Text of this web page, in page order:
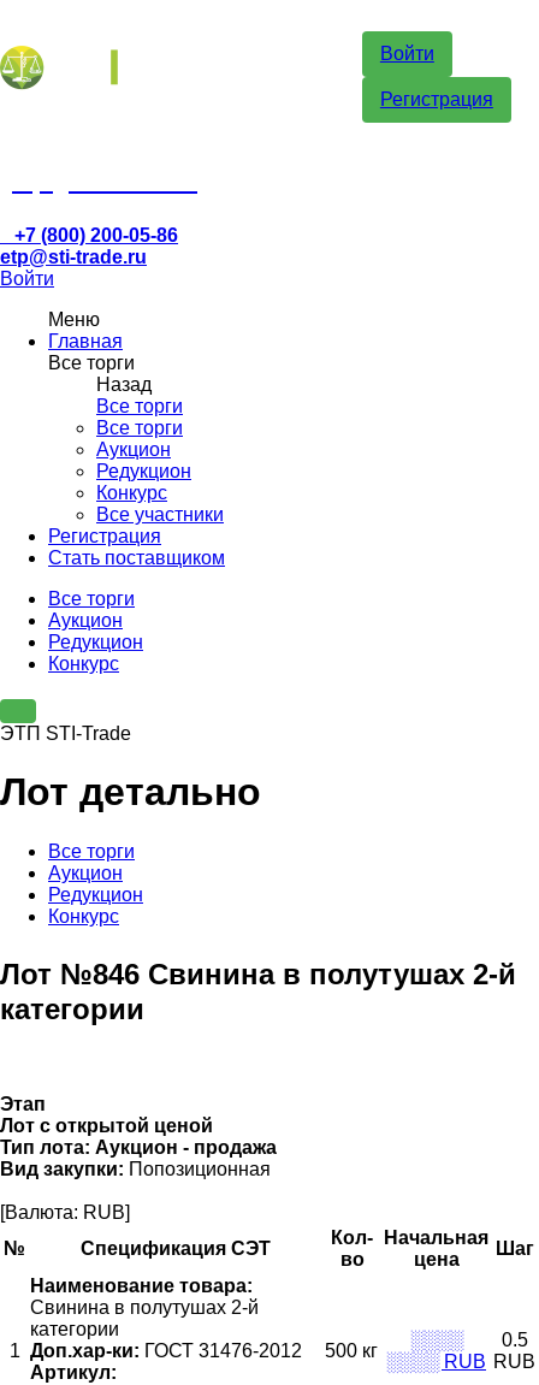
Войти
Регистрация
+7 (800) 200-05-86
etp@sti-trade.ru
Войти
Меню
Главная
Все торги
Назад
Все торги
Все торги
Аукцион
Редукцион
Конкурс
Все участники
Регистрация
Стать поставщиком
Все торги
Аукцион
Редукцион
Конкурс
ЭТП STI-Trade
Лот детально
Все торги
Аукцион
Редукцион
Конкурс
Лот №846 Свинина в полутушах 2-й
категории
Этап
Лот с открытой ценой
Тип лота: Аукцион - продажа
Вид закупки: Попозиционная
[Валюта: RUB]
№
Спецификация СЭТ
Кол-
во
Начальная
цена
Шаг
1
Наименование товара:
Свинина в полутушах 2-й
категории
Доп.хар-ки: ГОСТ 31476-2012
Артикул:
500 кг
░░░░
░░░░ RUB
0.5
RUB